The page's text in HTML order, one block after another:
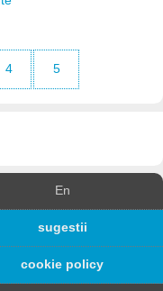
4 5
En
sugestii
cookie policy